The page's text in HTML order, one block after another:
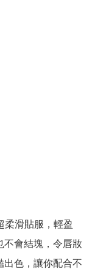
柔滑貼服，輕盈
不會結塊，令唇妝
出色，讓你配合不